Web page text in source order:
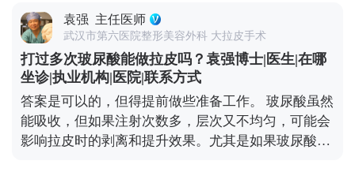
问题，可以去官方媒体平台（公众号、百家号、小红
薯）预约面诊，详细了解。
预约面诊，这样医生才有足够的时间了解你的面部情
况、需求，帮你设计个性化的手术方案。 其次，拉皮
前后需要一段恢复期，要是你有重要的社交活动或者
工作安排，一定要提前规划好时间，避免恢复期和重
要行程冲突。另外，手术前还得做一些必要的体检，
确保身体状况适合手术，这也需要预留时间。 最后，
医生的排期也是个重要因素。靠谱的医生手术排期通
常都比较满，提前预约才能避免等太久。建议大家只
袁强 主任医师
武汉市第六医院整形美容外科 大拉皮手术
打过多次玻尿酸能做拉皮吗？袁强博士|医生|在哪
坐诊|执业机构|医院|联系方式
答案是可以的，但得提前做些准备工作。 玻尿酸虽然
能吸收，但如果注射次数多，层次又不均匀，可能会
影响拉皮时的剥离和提升效果。尤其是如果玻尿酸跑